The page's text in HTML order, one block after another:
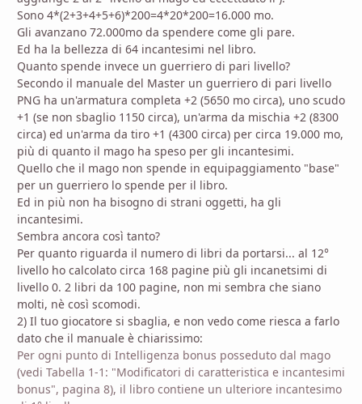
Sono 4*(2+3+4+5+6)*200=4*20*200=16.000 mo.
Gli avanzano 72.000mo da spendere come gli pare.
Ed ha la bellezza di 64 incantesimi nel libro.
Quanto spende invece un guerriero di pari livello?
Secondo il manuale del Master un guerriero di pari livello
PNG ha un'armatura completa +2 (5650 mo circa), uno scudo
+1 (se non sbaglio 1150 circa), un'arma da mischia +2 (8300
circa) ed un'arma da tiro +1 (4300 circa) per circa 19.000 mo,
più di quanto il mago ha speso per gli incantesimi.
Quello che il mago non spende in equipaggiamento "base"
per un guerriero lo spende per il libro.
Ed in più non ha bisogno di strani oggetti, ha gli
incantesimi.
Sembra ancora così tanto?
Per quanto riguarda il numero di libri da portarsi... al 12°
livello ho calcolato circa 168 pagine più gli incanetsimi di
livello 0. 2 libri da 100 pagine, non mi sembra che siano
molti, nè così scomodi.
2) Il tuo giocatore si sbaglia, e non vedo come riesca a farlo
dato che il manuale è chiarissimo:
Per ogni punto di Intelligenza bonus posseduto dal mago
(vedi Tabella 1-1: "Modificatori di caratteristica e incantesimi
bonus", pagina 8), il libro contiene un ulteriore incantesimo